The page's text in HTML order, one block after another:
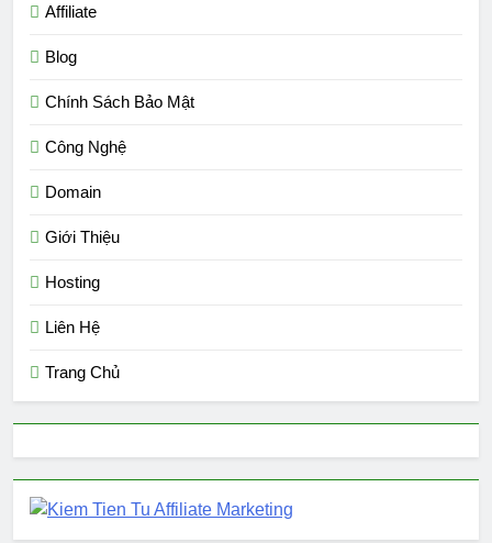
Affiliate
Blog
Chính Sách Bảo Mật
Công Nghệ
Domain
Giới Thiệu
Hosting
Liên Hệ
Trang Chủ